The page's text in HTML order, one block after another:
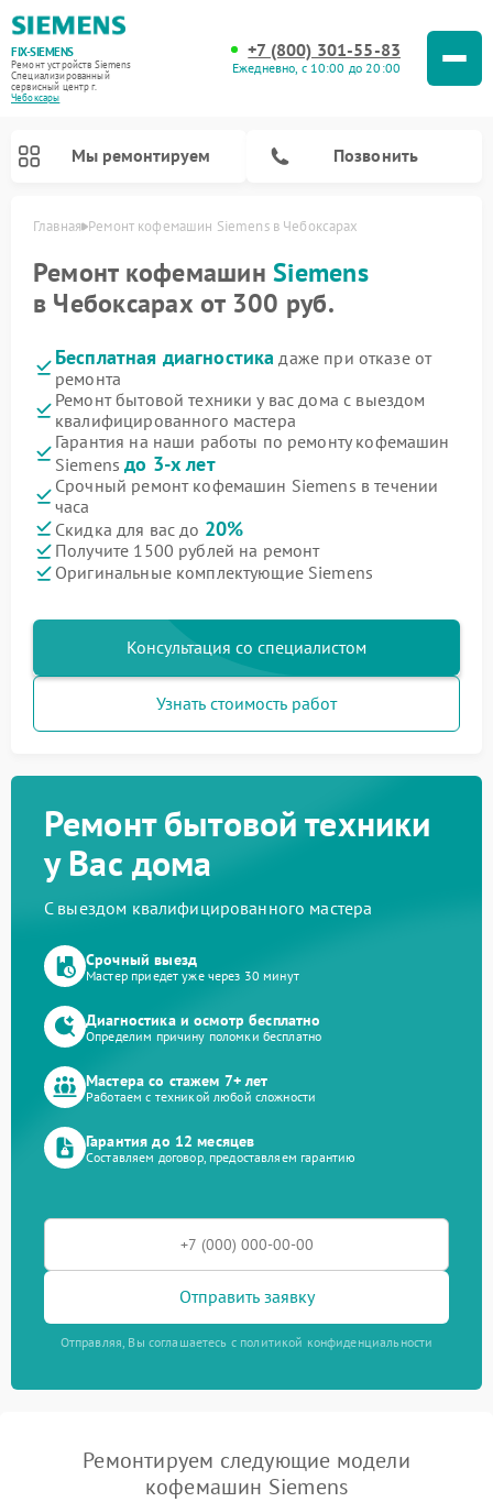
FIX-SIEMENS
Ремонт устройств Siemens
Специализированный
cервисный центр г.
Чебоксары
+7 (800) 301-55-83
Ежедневно, с 10:00 до 20:00
Мы ремонтируем Позвонить
Главная Ремонт кофемашин Siemens в Чебоксарах
Ремонт кофемашинSiemens
в Чебоксарах от 300 руб.
Бесплатная диагностика даже при отказе от
ремонта
Ремонт бытовой техники у вас дома с выездом
квалифицированного мастера
Гарантия на наши работы по ремонту кофемашин
Siemensдо 3-х лет
Срочный ремонт кофемашин Siemens в течении
часа
Скидка для вас до 20%
Получите 1500 рублей на ремонт
Оригинальные комплектующие Siemens
Консультация со специалистом
Узнать стоимость работ
Ремонт бытовой техники
у Вас дома
С выездом квалифицированного мастера
Срочный выезд
Мастер приедет уже через 30 минут
Диагностика и осмотр бесплатно
Определим причину поломки бесплатно
Мастера со стажем 7+ лет
Работаем с техникой любой сложности
Гарантия до 12 месяцев
Составляем договор, предоставляем гарантию
Отправить заявку
Отправляя, Вы соглашаетесь с политикой конфиденциальности
Ремонтируем следующие модели
кофемашин Siemens